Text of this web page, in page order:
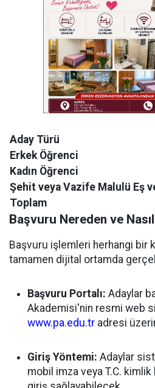
Aday Türü
Erkek Öğrenci
Kadın Öğrenci
Şehit veya Vazife Malulü Eş
Toplam
Başvuru Nereden ve
Başvuru işlemleri herhangi bir
tamamen dijital ortamda
Başvuru Portalı: Adaylar
Akademisi'nin resmi web
www.pa.edu.tr adresi
Giriş Yöntemi: Adaylar
mobil imza veya T.C.